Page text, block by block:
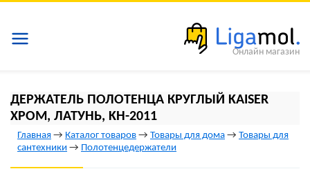
ДЕРЖАТЕЛЬ ПОЛОТЕНЦА КРУГЛЫЙ KAISER
ХРОМ, ЛАТУНЬ, KH-2011
Главная → Каталог товаров → Товары для дома → Товары для
сантехники → Полотенцедержатели
Онлайн магазин